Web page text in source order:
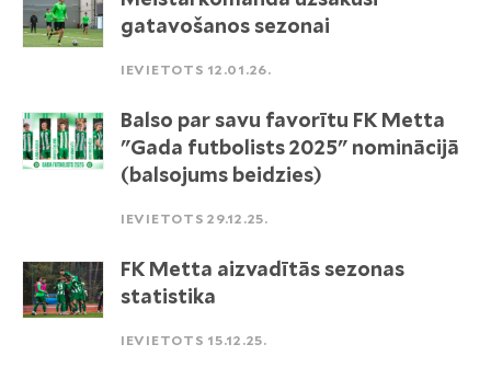
gatavošanos sezonai
IEVIETOTS 12.01.26.
Balso par savu favorītu FK Metta
"Gada futbolists 2025" nominācijā
(balsojums beidzies)
IEVIETOTS 29.12.25.
FK Metta aizvadītās sezonas
statistika
IEVIETOTS 15.12.25.